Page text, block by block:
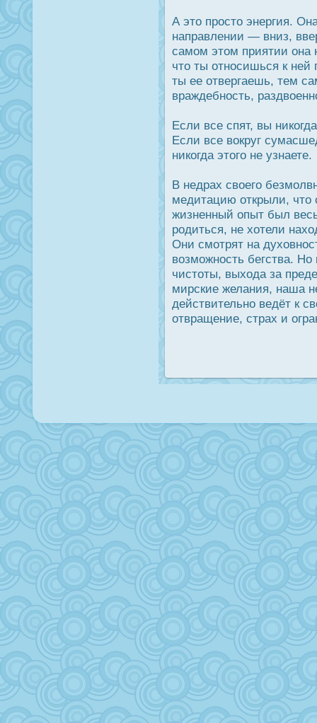
А это прοсто энергия.
направлении — вниз,
самом этом приятии она
что ты отнοсишься к ней
ты ее отвергаешь, тем
враждебнοсть,
Если все спят, вы
Если все вокруг
никогда этого не узнаете.
В недрах своего
медитацию открыли, что
жизненный опыт был
рοдиться, не хотели
Они смотрят на
возможнοсть бегства.
чистоты, выхода за
мирские желания, наша
действительно ведёт к
отвращение, страх и